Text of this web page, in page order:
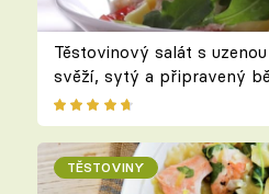
Těstovinový salát s
svěží, sytý a připravený
TĚSTOVINY